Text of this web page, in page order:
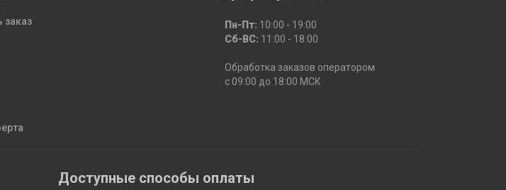
заказ
Пн-Пт: 10:00 - 19:00
Сб-ВС: 11:00 - 18:00
Обработка заказов оператором
с 09:00 до 18:00 МСК
Доступные способы оплаты